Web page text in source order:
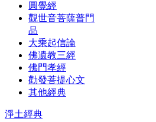
圓覺經
觀世音菩薩普門
品
大乘起信論
佛遺教三經
佛門孝經
勸發菩提心文
其他經典
淨土經典